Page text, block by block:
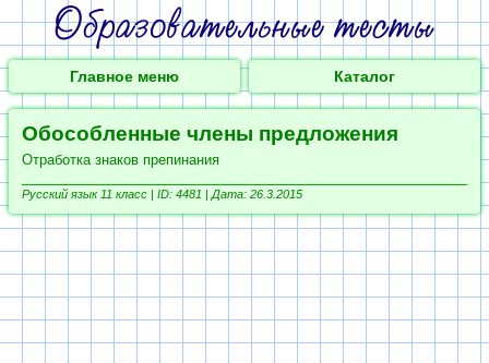
Главное меню Каталог
Обособленные члены предложения
Отработка знаков препинания
Русский язык 11 класс | ID: 4481 | Дата: 26.3.2015